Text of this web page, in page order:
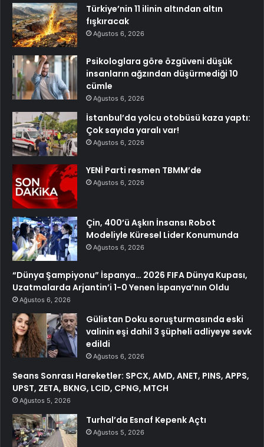
Türkiye’nin 11 ilinin altından altın
fışkıracak
Ağustos 6, 2026
Psikologlara göre özgüveni düşük
insanların ağzından düşürmediği 10
cümle
Ağustos 6, 2026
İstanbul’da yolcu otobüsü kaza yaptı:
Çok sayıda yaralı var!
Ağustos 6, 2026
YENİ Parti resmen TBMM’de
Ağustos 6, 2026
Çin, 400’ü Aşkın İnsansı Robot
Modeliyle Küresel Lider Konumunda
Ağustos 6, 2026
“Dünya Şampiyonu” İspanya… 2026 FIFA Dünya Kupası,
Uzatmalarda Arjantin’i 1-0 Yenen İspanya’nın Oldu
Ağustos 6, 2026
Gülistan Doku soruşturmasında eski
valinin eşi dahil 3 şüpheli adliyeye sevk
edildi
Ağustos 6, 2026
Seans Sonrası Hareketler: SPCX, AMD, ANET, PINS, APPS,
UPST, ZETA, BKNG, LCID, CPNG, MTCH
Ağustos 5, 2026
Turhal’da Esnaf Kepenk Açtı
Ağustos 5, 2026